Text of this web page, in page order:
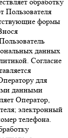
Пользователя
формы
данных
Согласие
для
данными
Оператор,
электронный
телефона.